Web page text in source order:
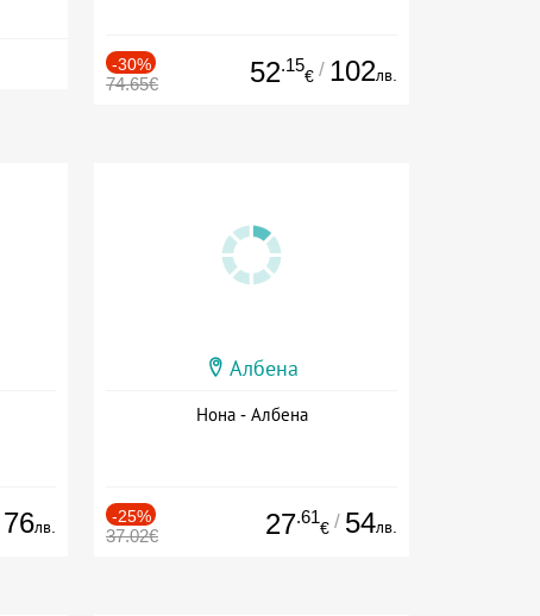
-30%
74.65€ 52.15
€ / 102лв.
76лв.
Албена
Нона - Албена
-25%
37.02€ 27.61
€ / 54лв.